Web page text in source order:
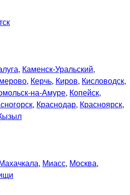
, Каменск-Уральский,
, Керчь, Киров, Кисловодск,
на-Амуре, Копейск,
, Краснодар, Красноярск,
, Миасс, Москва,